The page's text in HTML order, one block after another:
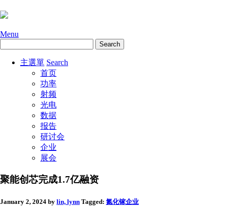
Menu
主選單 Search
首页
功率
射频
光电
数据
报告
研讨会
企业
展会
聚能创芯完成1.7亿融资
January 2, 2024 by lin, lynn Tagged: 氮化镓企业